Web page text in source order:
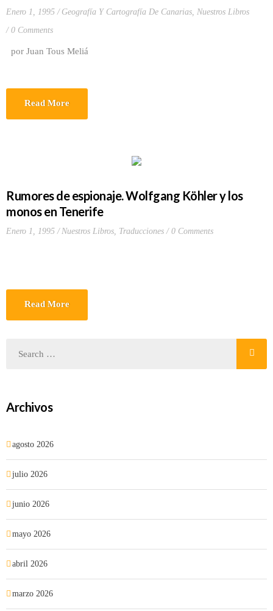
Enero 1, 1995 Geografía Y Cartografía De Canarias, Nuestros Libros
0 Comments
por Juan Tous Meliá
Read More
Rumores de espionaje. Wolfgang Köhler y los
monos en Tenerife
Enero 1, 1995 Nuestros Libros, Traducciones 0 Comments
Read More
Archivos
agosto 2026
julio 2026
junio 2026
mayo 2026
abril 2026
marzo 2026